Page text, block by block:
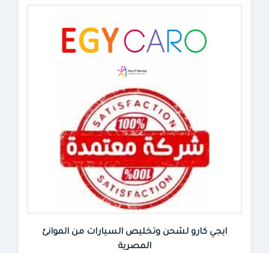
ايجي كارو لشحن وتخليص السيارات من الموانئ
المصرية